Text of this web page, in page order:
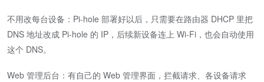
不用改每台设备：Pi-hole 部署好以后，只需要在路由器 DHCP 里把
DNS 地址改成 Pi-hole 的 IP，后续新设备连上 Wi-Fi，也会自动使用
这个 DNS。
Web 管理后台：有自己的 Web 管理界面，拦截请求、各设备请求